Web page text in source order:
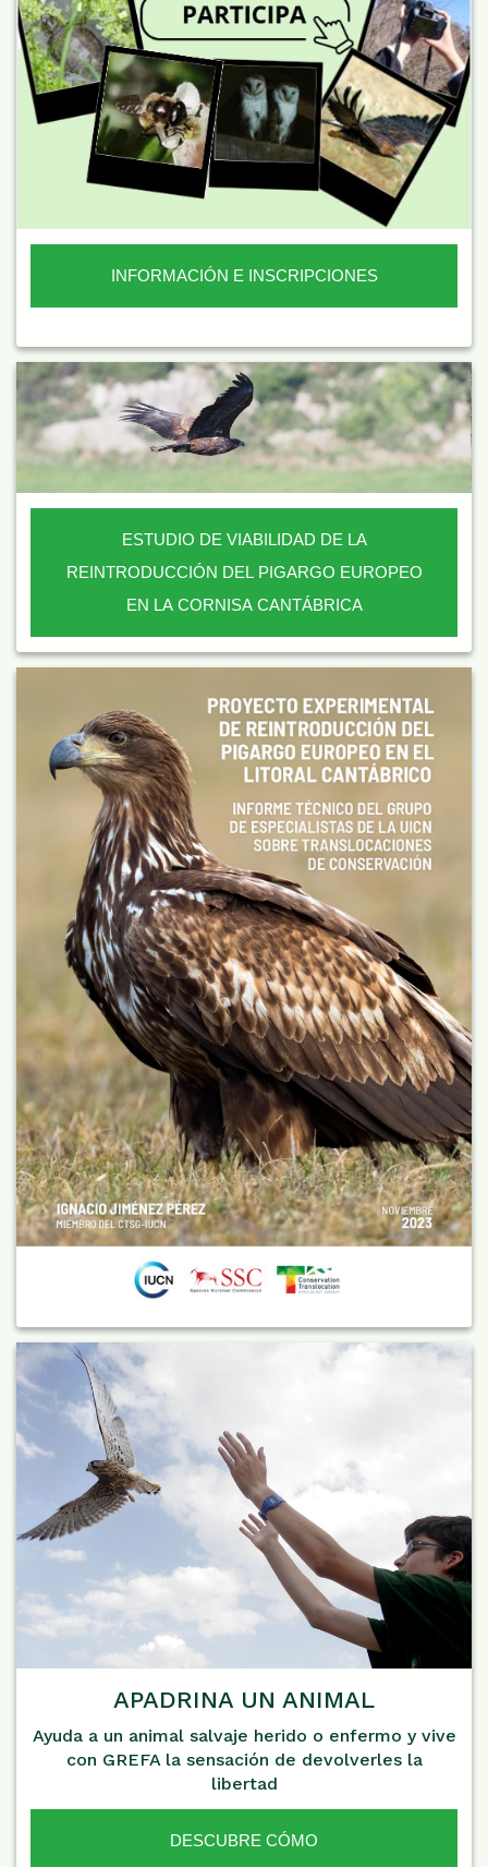
INFORMACIÓN E INSCRIPCIONES
ESTUDIO DE VIABILIDAD DE LA
REINTRODUCCIÓN DEL PIGARGO EUROPEO
EN LA CORNISA CANTÁBRICA
APADRINA UN ANIMAL
Ayuda a un animal salvaje herido o enfermo y vive
con GREFA la sensación de devolverles la
libertad
DESCUBRE CÓMO